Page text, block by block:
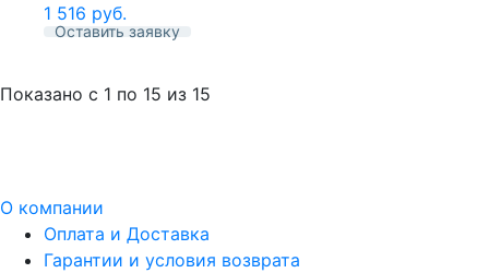
1 516 руб.
Оставить заявку
Показано с 1 по 15 из 15
О компании
Оплата и Доставка
Гарантии и условия возврата